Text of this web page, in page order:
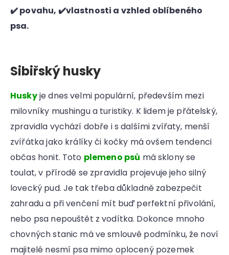
✔️ povahu, ✔️vlastnosti a vzhled oblíbeného
psa.
Sibiřský husky
Huskyje dnes velmi populární, především mezi
milovníky mushingu a turistiky. K lidem je přátelský,
zpravidla vychází dobře i s dalšími zvířaty, menší
zvířátka jako králíky či kočky má ovšem tendenci
občas honit. Toto plemeno psů má sklony se
toulat, v přírodě se zpravidla projevuje jeho silný
lovecký pud. Je tak třeba důkladně zabezpečit
zahradu a při venčení mít buď perfektní přivolání,
nebo psa nepouštět z vodítka. Dokonce mnoho
chovných stanic má ve smlouvě podmínku, že noví
majitelé nesmí psa mimo oplocený pozemek